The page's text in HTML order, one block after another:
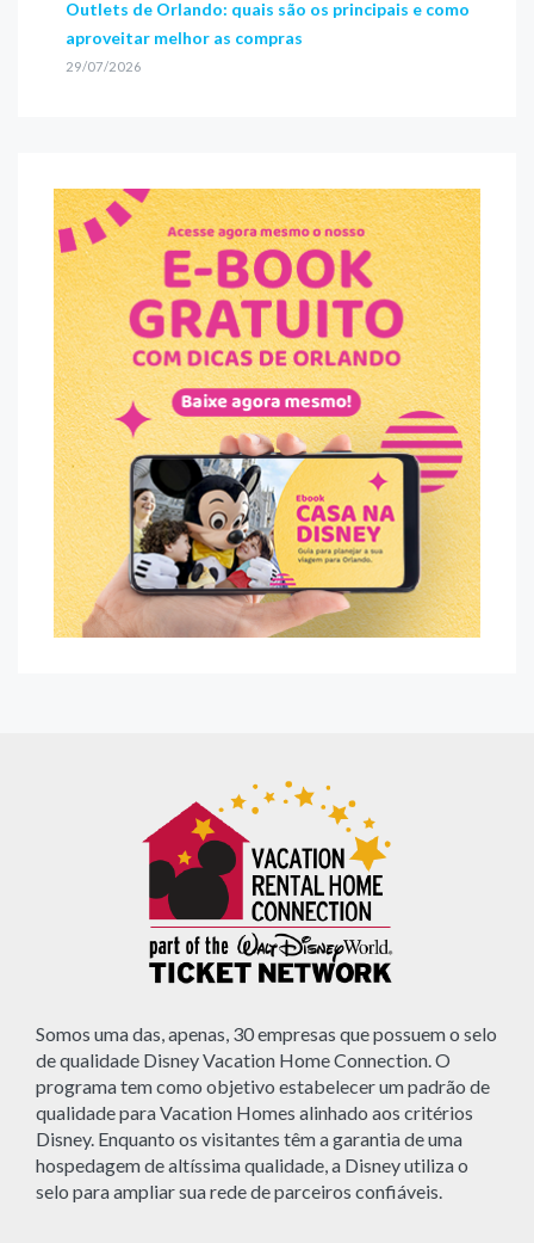
Outlets de Orlando: quais são os principais e como
aproveitar melhor as compras
29/07/2026
Somos uma das, apenas, 30 empresas que possuem o selo
de qualidade Disney Vacation Home Connection. O
programa tem como objetivo estabelecer um padrão de
qualidade para Vacation Homes alinhado aos critérios
Disney. Enquanto os visitantes têm a garantia de uma
hospedagem de altíssima qualidade, a Disney utiliza o
selo para ampliar sua rede de parceiros confiáveis.